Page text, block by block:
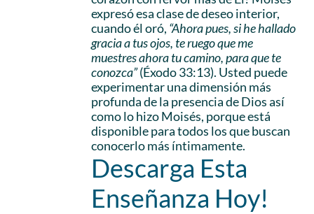
expresó esa clase de deseo interior,
cuando él oró, “Ahora pues, si he hallado
gracia a tus ojos, te ruego que me
muestres ahora tu camino, para que te
conozca”(Éxodo 33:13). Usted puede
experimentar una dimensión más
profunda de la presencia de Dios así
como lo hizo Moisés, porque está
disponible para todos los que buscan
conocerlo más íntimamente.
Descarga Esta
Enseñanza Hoy!